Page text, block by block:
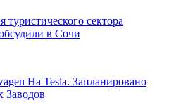
сектора
в Сочи
На Tesla. Запланировано
Заводов